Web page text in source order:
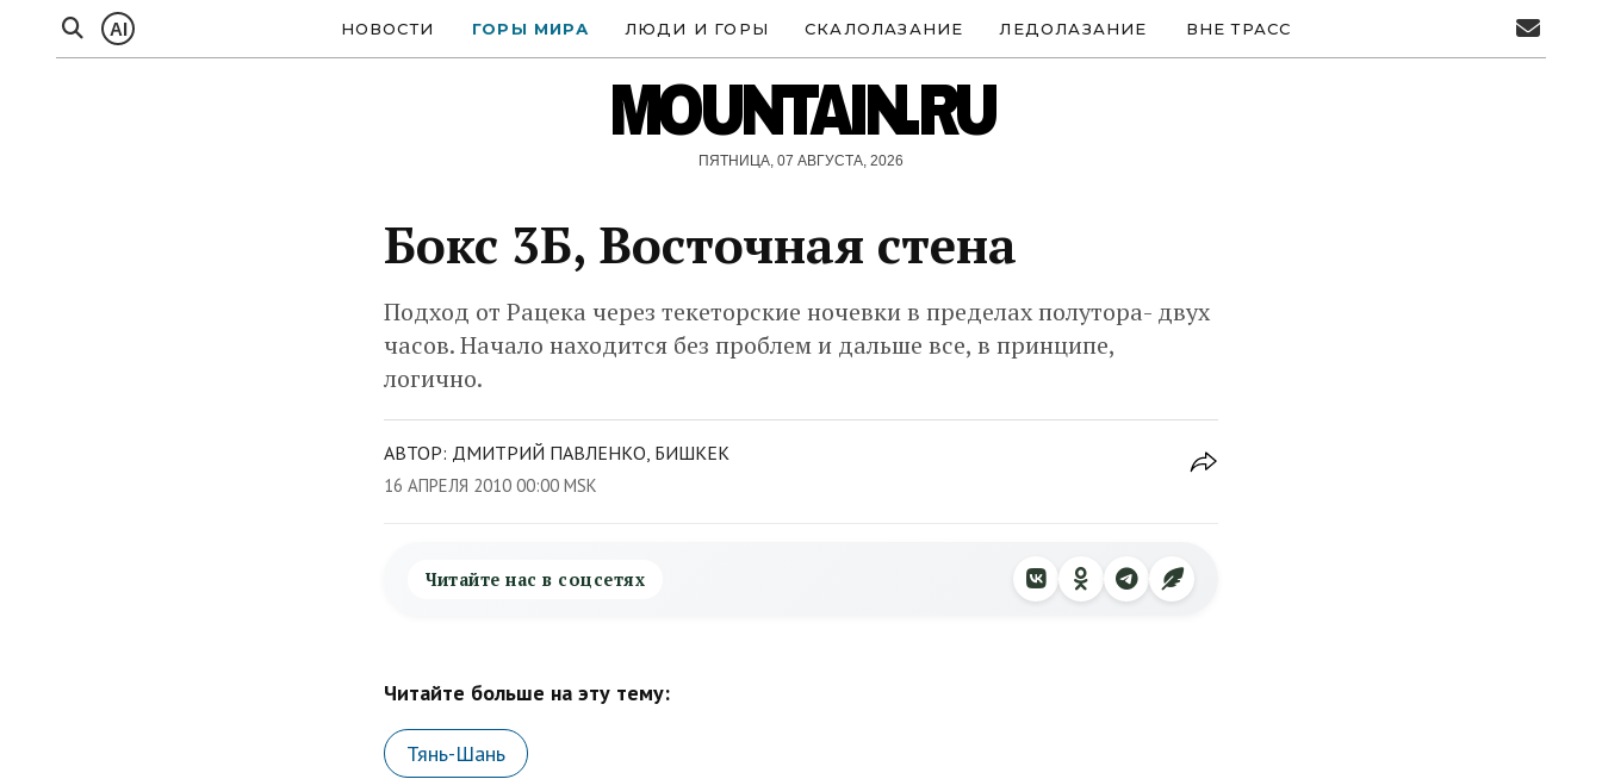
AI НОВОСТИ ГОРЫ МИРА ЛЮДИ И ГОРЫ СКАЛОЛАЗАНИЕ ЛЕДОЛАЗАНИЕ ВНЕ ТРАСС
MOUNTAIN.RU
ПЯТНИЦА, 07 АВГУСТА, 2026
Бокс 3Б, Восточная стена
Подход от Рацека через текеторские ночевки в пределах полутора- двух
часов. Начало находится без проблем и дальше все, в принципе,
логично.
АВТОР: ДМИТРИЙ ПАВЛЕНКО, БИШКЕК
16 АПРЕЛЯ 2010 00:00 MSK
Читайте нас в соцсетях
Читайте больше на эту тему:
Тянь-Шань